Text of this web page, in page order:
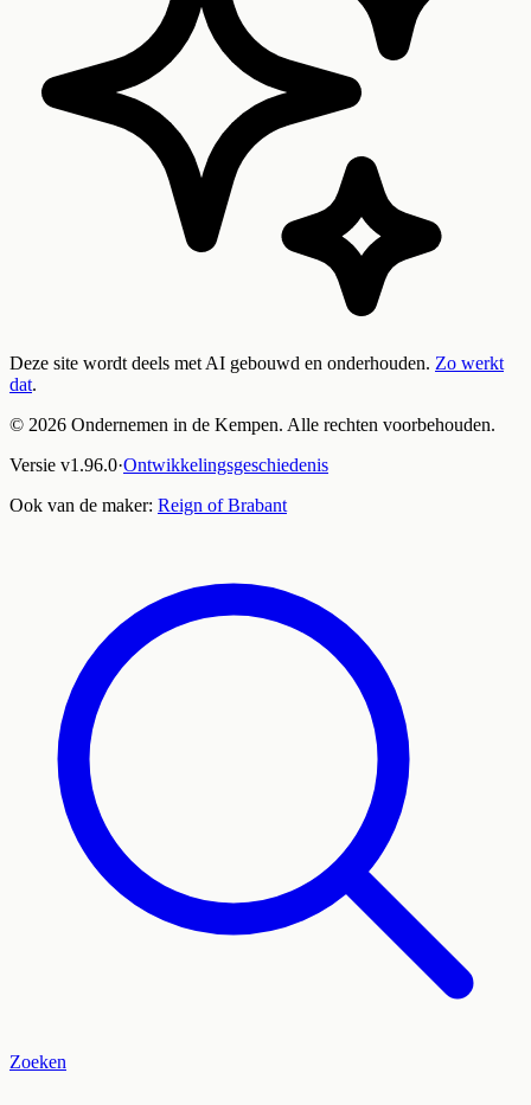
Deze site wordt deels met AI gebouwd en onderhouden. Zo werkt
dat.
© 2026 Ondernemen in de Kempen. Alle rechten voorbehouden.
Versie v1.96.0·Ontwikkelingsgeschiedenis
Ook van de maker: Reign of Brabant
Zoeken